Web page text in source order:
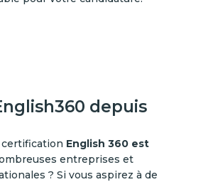
depuis
certification English 360 est
entreprises et
? Si vous aspirez à de